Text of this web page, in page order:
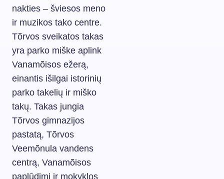
nakties – šviesos meno
ir muzikos tako centre.
Tõrvos sveikatos takas
yra parko miške aplink
Vanamõisos ežerą,
einantis išilgai istorinių
parko takelių ir miško
takų. Takas jungia
Tõrvos gimnazijos
pastatą, Tõrvos
Veemõnula vandens
centrą, Vanamõisos
paplūdimį ir mokyklos